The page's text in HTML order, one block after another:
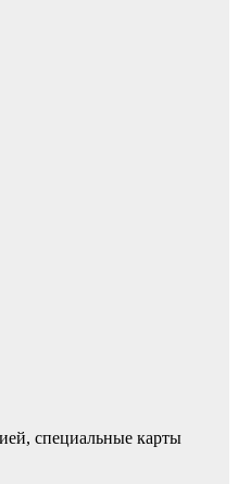
специальные карты